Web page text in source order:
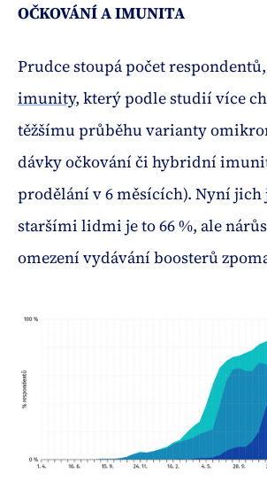
OČKOVÁNÍ A IMUNITA
Prudce stoupá počet
imunity, který podle studií více
těžšímu průběhu varianty
dávky očkování či hybridní
prodělání v 6 měsících). Nyní jich
staršími lidmi je to 66 %, ale
omezení vydávání boosterů